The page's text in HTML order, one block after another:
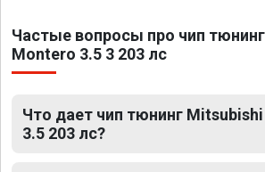
Частые вопросы про чип
Montero 3.5 3 203 лс
Что дает чип тюнинг
3.5 203 лс?